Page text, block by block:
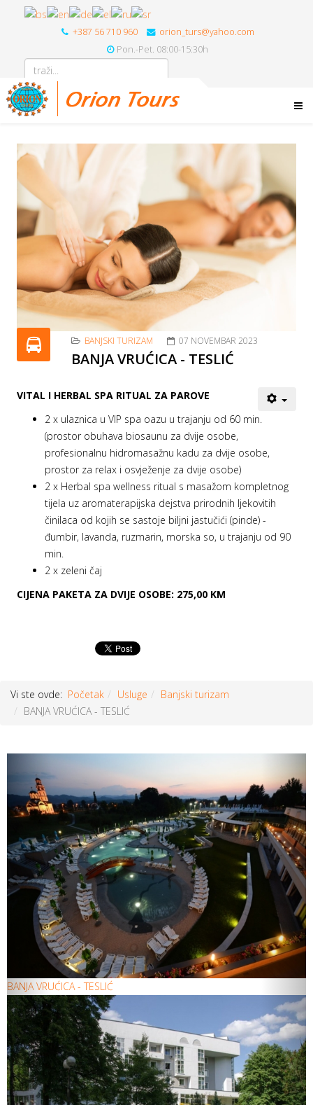
+387 56 710 960
orion_turs@yahoo.com
Pon.-Pet. 08:00-15:30h
BANJSKI TURIZAM 07 NOVEMBAR 2023
BANJA VRUĆICA - TESLIĆ
VITAL I HERBAL SPA RITUAL ZA PAROVE
2 x ulaznica u VIP spa oazu u trajanju od 60 min.
(prostor obuhava biosaunu za dvije osobe,
profesionalnu hidromasažnu kadu za dvije osobe,
prostor za relax i osvježenje za dvije osobe)
2 x Herbal spa wellness ritual s masažom kompletnog
tijela uz aromaterapijska dejstva prirodnih ljekovitih
činilaca od kojih se sastoje biljni jastučići (pinde) -
đumbir, lavanda, ruzmarin, morska so, u trajanju od 90
min.
2 x zeleni čaj
CIJENA PAKETA ZA DVIJE OSOBE: 275,00 KM
Vi ste ovde: Početak Usluge
Banjski turizam
BANJA VRUĆICA - TESLIĆ
BANJA VRUĆICA - TESLIĆ
članak